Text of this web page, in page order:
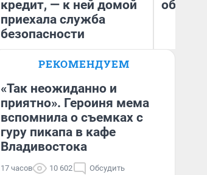
кредит, — к ней домой
приехала служба
безопасности
Ксения Владимирская
РЕКОМЕНДУЕМ
«Так неожиданно и
приятно». Героиня мема
вспомнила о съемках с
гуру пикапа в кафе
Владивостока
17 часов 10 602 Обсудить